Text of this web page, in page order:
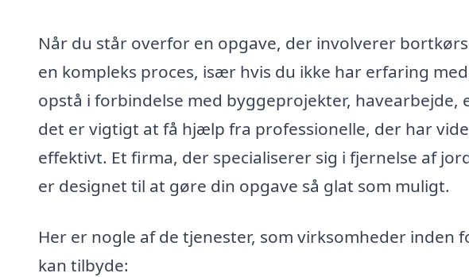
Når du står overfor en opgave, der involverer
en kompleks proces, især hvis du ikke har erfaring
opstå i forbindelse med byggeprojekter, havearbejde,
det er vigtigt at få hjælp fra professionelle, der har
effektivt. Et firma, der specialiserer sig i fjernelse af
er designet til at gøre din opgave så glat som muligt.
Her er nogle af de tjenester, som virksomheder inden
kan tilbyde: